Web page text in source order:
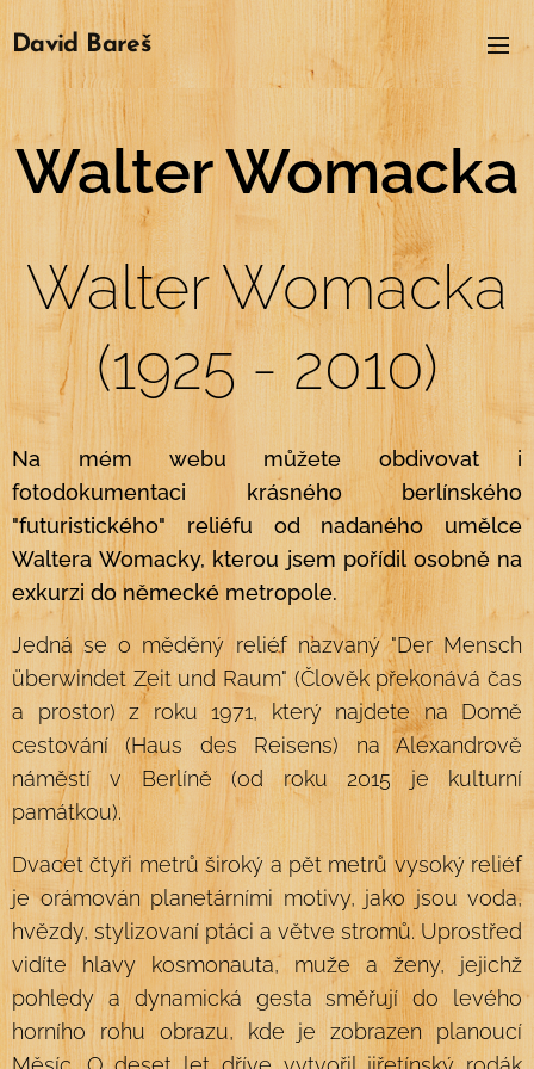
David Bareš
Walter Womacka
Walter Womacka
(1925 - 2010)
Na mém webu můžete obdivovat i
fotodokumentaci krásného berlínského
"futuristického" reliéfu od nadaného umělce
Waltera Womacky, kterou jsem pořídil osobně na
exkurzi do německé metropole.
Jedná se o měděný reliéf nazvaný "Der Mensch
überwindet Zeit und Raum" (Člověk překonává čas
a prostor) z roku 1971, který najdete na Domě
cestování (Haus des Reisens) na Alexandrově
náměstí v Berlíně (od roku 2015 je kulturní
památkou).
Dvacet čtyři metrů široký a pět metrů vysoký reliéf
je orámován planetárními motivy, jako jsou voda,
hvězdy, stylizovaní ptáci a větve stromů. Uprostřed
vidíte hlavy kosmonauta, muže a ženy, jejichž
pohledy a dynamická gesta směřují do levého
horního rohu obrazu, kde je zobrazen planoucí